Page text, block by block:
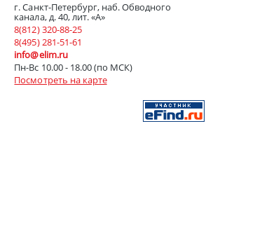
г. Санкт-Петербург, наб. Обводного
канала, д. 40, лит. «А»
8(812) 320-88-25
8(495) 281-51-61
info@elim.ru
Пн-Вс 10.00 - 18.00 (по МСК)
Посмотреть на карте